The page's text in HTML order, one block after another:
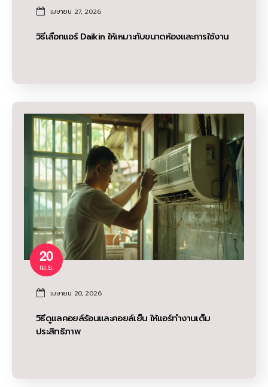
เมษายน 27, 2026
วิธีเลือกแอร์ Daikin ให้เหมาะกับขนาดห้องและการใช้งาน
20
เม.ย.
เมษายน 20, 2026
วิธีดูแลคอยล์ร้อนและคอยล์เย็น ให้แอร์ทำงานเต็ม
ประสิทธิภาพ